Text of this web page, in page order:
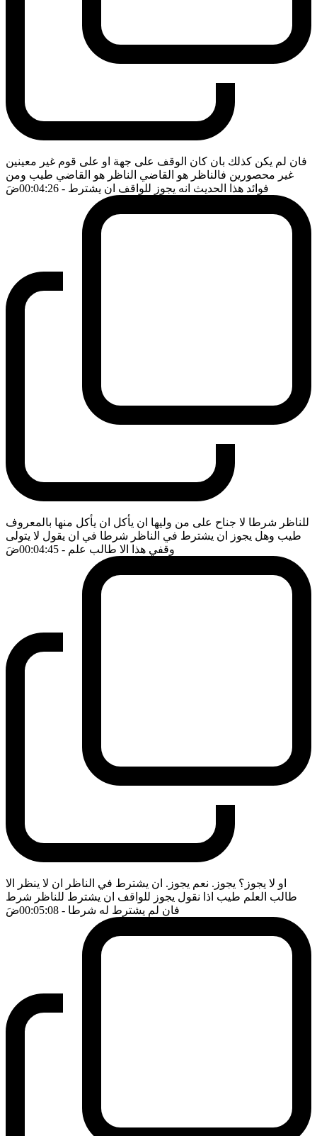
فان لم يكن كذلك بان كان الوقف على جهة او على قوم غير معينين
غير محصورين فالناظر هو القاضي الناظر هو القاضي طيب ومن
فوائد هذا الحديث انه يجوز للواقف ان يشترط - 00:04:26 ضَ
للناظر شرطا لا جناح على من وليها ان يأكل ان يأكل منها بالمعروف
طيب وهل يجوز ان يشترط في الناظر شرطا في ان يقول لا يتولى
وقفي هذا الا طالب علم - 00:04:45 ضَ
او لا يجوز؟ يجوز. نعم يجوز. ان يشترط في الناظر ان لا ينظر الا
طالب العلم طيب اذا نقول يجوز للواقف ان يشترط للناظر شرط
فان لم يشترط له شرطا - 00:05:08 ضَ